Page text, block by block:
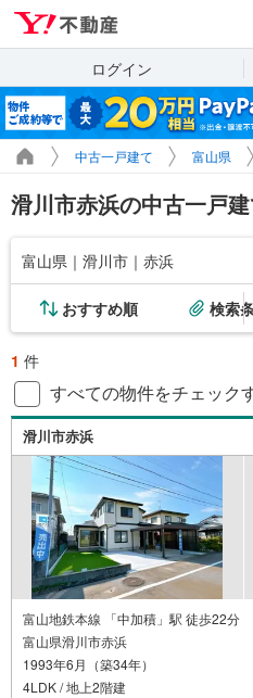
ログイン
中古一戸建て 富山県
滑川市赤浜の中古一戸
富山県｜滑川市｜赤浜
おすすめ順 検索
1 件
すべての物件をチェック
滑川市赤浜
富山地鉄本線 「中加積」駅 徒歩22分
富山県滑川市赤浜
1993年6月（築34年）
4LDK / 地上2階建